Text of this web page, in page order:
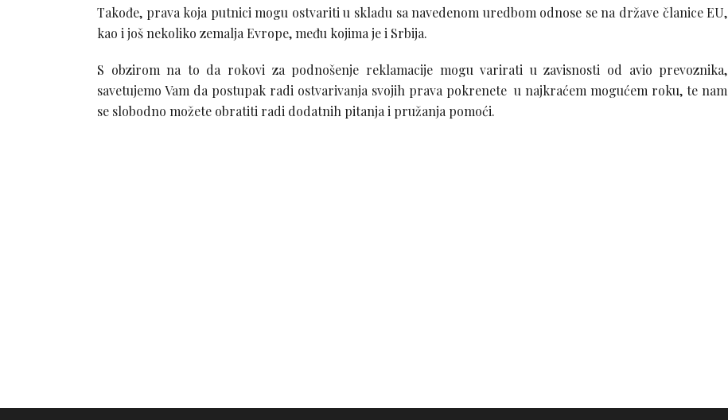
Takođe, prava koja putnici mogu ostvariti u skladu sa navedenom uredbom odnose se na države članice EU,
kao i još nekoliko zemalja Evrope, među kojima je i Srbija.
S obzirom na to da rokovi za podnošenje reklamacije mogu varirati u zavisnosti od avio prevoznika,
savetujemo Vam da postupak radi ostvarivanja svojih prava pokrenete u najkraćem mogućem roku, te nam
se slobodno možete obratiti radi dodatnih pitanja i pružanja pomoći.